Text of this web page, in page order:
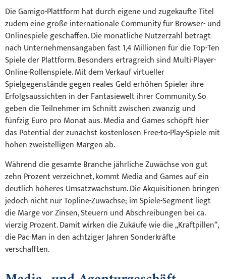
Die Gamigo-Plattform hat durch eigene und zugekaufte Titel
zudem eine große internationale Community für Browser- und
Onlinespiele geschaffen. Die monatliche Nutzerzahl beträgt
nach Unternehmensangaben fast 1,4 Millionen für die Top-Ten
Spiele der Plattform. Besonders ertragreich sind Multi-Player-
Online-Rollenspiele. Mit dem Verkauf virtueller
Spielgegenstände gegen reales Geld erhöhen Spieler ihre
Erfolgsaussichten in der Fantasiewelt ihrer Community. So
geben die Teilnehmer im Schnitt zwischen zwanzig und
fünfzig Euro pro Monat aus. Media and Games schöpft hier
das Potential der zunächst kostenlosen Free-to-Play-Spiele mit
hohen zweistelligen Margen ab.
Während die gesamte Branche jährliche Zuwächse von gut
zehn Prozent verzeichnet, kommt Media and Games auf ein
deutlich höheres Umsatzwachstum. Die Akquisitionen bringen
jedoch nicht nur Topline-Zuwächse; im Spiele-Segment liegt
die Marge vor Zinsen, Steuern und Abschreibungen bei ca.
vierzig Prozent. Damit wirken die Zukäufe wie die „Kraftpillen“,
die Pac-Man in den achtziger Jahren Sonderkräfte
verschafften.